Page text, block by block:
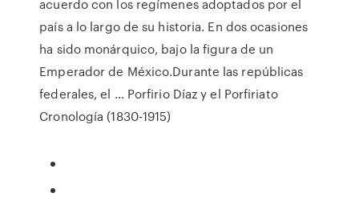
acuerdo con los regímenes adoptados por el
país a lo largo de su historia. En dos ocasiones
ha sido monárquico, bajo la figura de un
Emperador de México.Durante las repúblicas
federales, el … Porfirio Díaz y el Porfiriato
Cronología (1830-1915)